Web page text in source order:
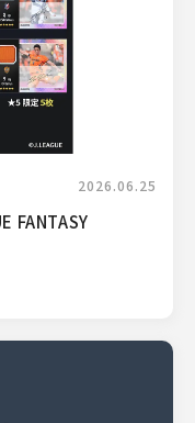
2026.06.25
FANTASY